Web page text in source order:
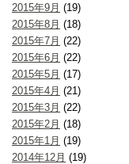
2015年9月 (19)
2015年8月 (18)
2015年7月 (22)
2015年6月 (22)
2015年5月 (17)
2015年4月 (21)
2015年3月 (22)
2015年2月 (18)
2015年1月 (19)
2014年12月 (19)